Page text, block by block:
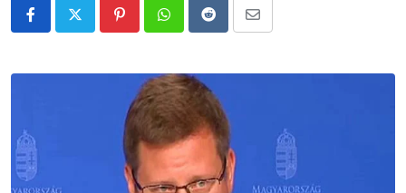
PinterestWhatsappRedditShare
Email